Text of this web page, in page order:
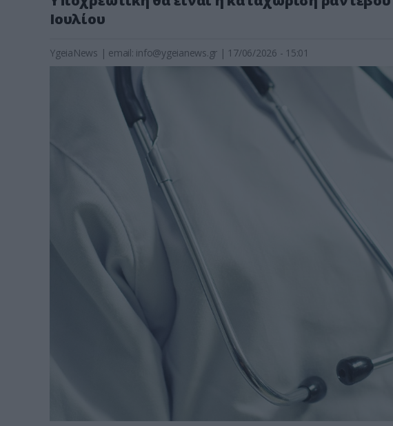
Ιουλίου
YgeiaNews | email: info@ygeianews.gr | 17/06/2026 - 15:01